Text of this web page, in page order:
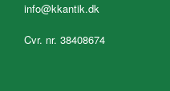
info@kkantik.dk
Cvr. nr. 38408674